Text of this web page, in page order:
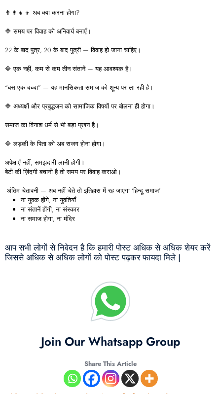
👨‍👩‍👧‍👦 अब क्या करना होगा?
🔷 समय पर विवाह को अनिवार्य बनाएँ।
22 के बाद पुत्र, 20 के बाद पुत्री — विवाह हो जाना चाहिए।
🔷 एक नहीं, कम से कम तीन संतानें — यह आवश्यक है।
“बस एक बच्चा” — यह मानसिकता समाज को शून्य पर ला रही है।
🔷 अध्यक्षों और प्रबुद्धजन को सामाजिक विषयों पर बोलना ही होगा।
समाज का विनाश धर्म से भी बड़ा प्रश्न है।
🔷 लड़की के पिता को अब सजग होना होगा।
अपेक्षाएँ नहीं, समझदारी लानी होगी।
बेटी की ज़िंदगी बचानी है तो समय पर विवाह कराओ।
अंतिम चेतावनी — अब नहीं चेते तो इतिहास में रह जाएगा ‘हिन्दू समाज’
ना युवक होंगे, ना युवतियाँ
ना संतानें होंगी, ना संस्कार
ना समाज होगा, ना मंदिर
आप सभी लोगों से निवेदन है कि हमारी पोस्ट अधिक से अधिक शेयर करें
जिससे अधिक से अधिक लोगों को पोस्ट पढ़कर फायदा मिले |
Join Our Whatsapp Group
Share This Article